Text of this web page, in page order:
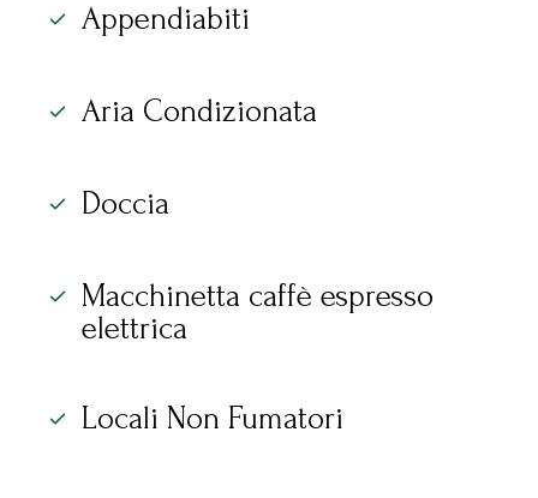
Appendiabiti
Aria Condizionata
Doccia
Macchinetta caffè espresso
elettrica
Locali Non Fumatori